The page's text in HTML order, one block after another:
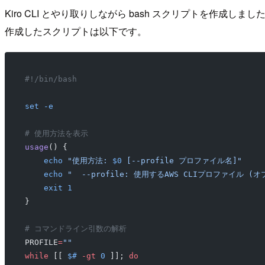
Kiro CLI とやり取りしながら bash スクリプトを作成しました
作成したスクリプトは以下です。
#!/bin/bash
set -e
# 使用方法を表示
usage () {
    echo
"使用方法: $0 [--profile プロファイル名]"
    echo
"  --profile: 使用するAWS CLIプロファイル (オ
    exit
1
}
# コマンドライン引数の解析
PROFILE=""
while
$# -gt 0 ]]; do